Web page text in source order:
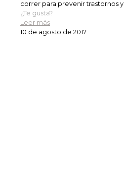
correr para prevenir trastornos y
¿Te gusta?
Leer más
10 de agosto de 2017